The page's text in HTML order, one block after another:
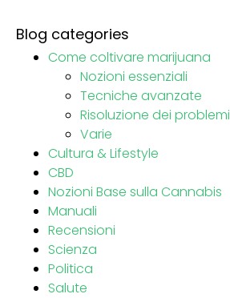
Blog categories
Come coltivare marijuana
Nozioni essenziali
Tecniche avanzate
Risoluzione dei problemi
Varie
Cultura & Lifestyle
CBD
Nozioni Base sulla Cannabis
Manuali
Recensioni
Scienza
Politica
Salute